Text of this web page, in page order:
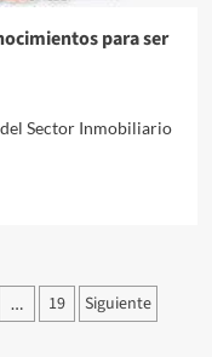
para ser
Sector Inmobiliario
… 19 Siguiente